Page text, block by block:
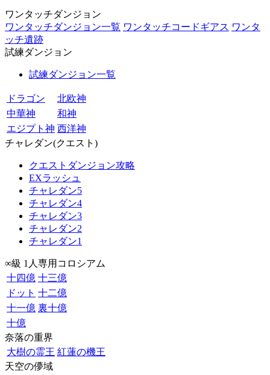
ワンタッチダンジョン
ワンタッチダンジョン一覧 ワンタッチコードギアス ワンタ
ッチ遺跡
試練ダンジョン
試練ダンジョン一覧
ドラゴン
北欧神
中華神
和神
エジプト神 西洋神
チャレダン(クエスト)
クエストダンジョン攻略
EXラッシュ
チャレダン5
チャレダン4
チャレダン3
チャレダン2
チャレダン1
∞級 1人専用コロシアム
十四億 十三億
ドット 十二億
十一億 裏十億
十億
奈落の重界
大樹の霊王 紅蓮の機王
天空の儚域